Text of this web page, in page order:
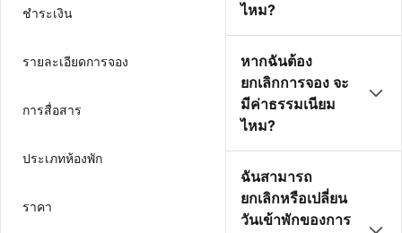
ชำระเงิน
รายละเอียดการจอง
การสื่อสาร
ประเภทห้องพัก
ราคา
ไหม?
หากฉันต้อง
ยกเลิกการจอง จะ
มีค่าธรรมเนียม
ไหม?
ฉันสามารถ
ยกเลิกหรือเปลี่ยน
วันเข้าพักของการ